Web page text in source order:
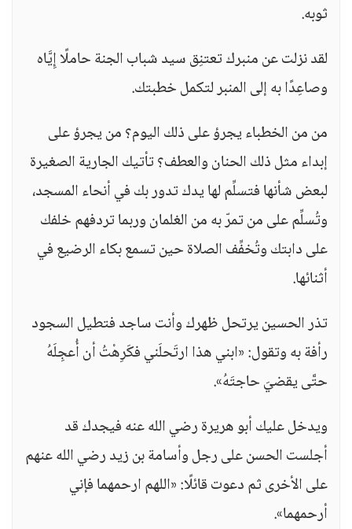
ثوبه.
لقد نزلت عن منبرك تعتنِق سيد شباب الجنة حاملًا إِيَّاه
وصاعِدًا به إلى المنبر لتكمل خطبتك.
من من الخطباء يجرؤ على ذلك اليوم؟ من يجرؤ على
إبداء مثل ذلك الحنان والعطف؟ تأتيك الجارية الصغيرة
لبعض شأنها فتسلِّم لها يدك تدور بك في أنحاء المسجد،
وتُسلِّم على من تمرّ به من الغلمان وربما تردفهم خلفك
على دابتك وتُخفِّف الصلاة حين تسمع بكاء الرضيع في
أثنائها.
تذر الحسين يرتحل ظهرك وأنت ساجد فتطيل السجود
رأفة به وتقول: «ابني هذا ارتَحلَني فكَرِهْتُ أن أُعجِلَهُ
حتَّى يقضيَ حاجتَهُ».
ويدخل عليك أبو هريرة رضي الله عنه فيجدك قد
أجلست الحسن على رجل وأسامة بن زيد رضي الله عنهم
على الأخرى ثم دعوت قائلًا: «اللهم ارحمهما فإني
أرحمهما».